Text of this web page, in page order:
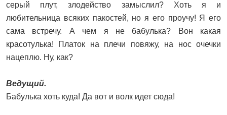
серый плут, злодейство замыслил? Хоть я и
любительница всяких пакостей, но я его проучу! Я его
сама встречу. А чем я не бабулька? Вон какая
красотулька! Платок на плечи повяжу, на нос очечки
нацеплю. Ну, как?
Ведущий.
Бабулька хоть куда! Да вот и волк идет сюда!